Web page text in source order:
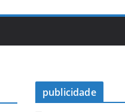
publicidade